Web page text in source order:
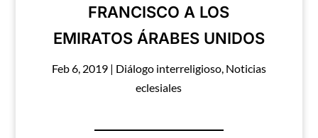
FRANCISCO A LOS
EMIRATOS ÁRABES UNIDOS
Feb 6, 2019| Diálogo interreligioso, Noticias
eclesiales